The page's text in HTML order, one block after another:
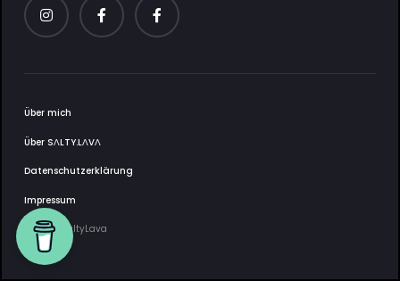
Über mich
Über SΛLTY.LΛVΛ
Datenschutzerklärung
Impressum
2025 © SaltyLava